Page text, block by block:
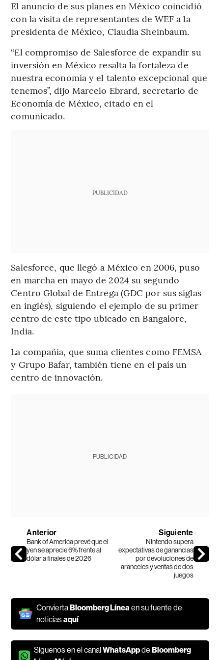
El anuncio de sus planes en México coincidió
con la visita de representantes de WEF a la
presidenta de México, Claudia Sheinbaum.
“El compromiso de Salesforce de expandir su
inversión en México resalta la fortaleza de
nuestra economía y el talento excepcional que
tenemos”, dijo Marcelo Ebrard, secretario de
Economía de México, citado en el
comunicado.
PUBLICIDAD
Salesforce, que llegó a México en 2006, puso
en marcha en mayo de 2024 su segundo
Centro Global de Entrega (GDC por sus siglas
en inglés), siguiendo el ejemplo de su primer
centro de este tipo ubicado en Bangalore,
India.
La compañía, que suma clientes como FEMSA
y Grupo Bafar, también tiene en el país un
centro de innovación.
PUBLICIDAD
Anterior
Bank of America prevé que el
yen se aprecie 6% frente al
dólar a finales de 2026
Siguiente
Nintendo supera
expectativas de ganancias
por devoluciones de
aranceles y ventas de dos
juegos
ConviertaBloomberg Líneaen su fuente de
noticiasaquí
Síguenos en el canalWhatsAppdeBloomberg